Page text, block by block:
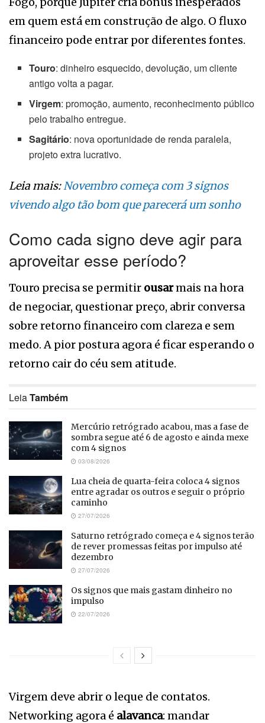
em quem está em construção de algo. O fluxo
financeiro pode entrar por diferentes fontes.
Touro: dinheiro esquecido, devolução, um cliente
antigo volta a pagar.
Virgem: promoção, aumento, reconhecimento público
pelo trabalho entregue.
Sagitário: nova oportunidade de renda paralela,
projeto extra lucrativo.
Leia mais:Novembro começa com 3 signos
vivendo algo tão bom que parecerá um sonho
Como cada signo deve agir para
aproveitar esse período?
Touro precisa se permitir ousarmais na hora
de negociar, questionar preço, abrir conversa
sobre retorno financeiro com clareza e sem
medo. A pior postura agora é ficar esperando o
retorno cair do céu sem atitude.
LeiaTambém
Mercúrio retrógrado acabou, mas a fase de
sombra segue até 6 de agosto e ainda mexe
com 4 signos
03/08/2026
Lua cheia de quarta-feira coloca 4 signos
entre agradar os outros e seguir o próprio
caminho
27/07/2026
Saturno retrógrado começa e 4 signos terão
de rever promessas feitas por impulso até
dezembro
27/07/2026
Os signos que mais gastam dinheiro no
impulso
22/07/2026
Virgem deve abrir o leque de contatos.
Networking agora é alavanca: mandar